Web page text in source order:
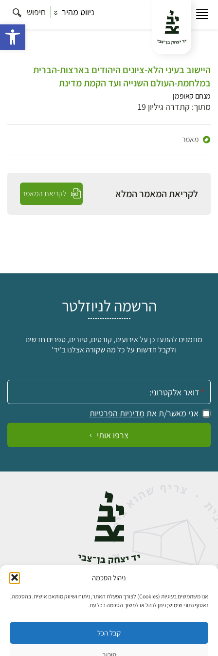
ניהול הסכמה
אנו משתמשים בעוגיות (Cookies) לצורך הפעלת האתר, ניתוח ושיווק מותאם אישית. בהסכמה,
נאסוף נתוני שימוש; ניתן לנהל או למשוך הסכמה בכל עת.
קבל הכל
ניווט מהיר חיפוש
היישוב בעיני הלא-ציונים היהודים בארצות-הברית
במלחמת-העולם השנייה ועד הקמת מדינת
מנחם קאופמן
מתוך: קתדרה גיליון 19
מאמר
לקריאת המאמר המלא לקריאת המאמר
הרשמה לניוזלטר
מוזמנים להתעדכן על אירועים, קורסים, סיורים, ספרים חדשים
ולקבל חדשות על כל מה שקורה אצלנו ב'יד'
אימייל:
אני מאשר/ת את מדיניות הפרטיות
צרפו אותי
אבן גבירול 14, רחביה, ירושלים